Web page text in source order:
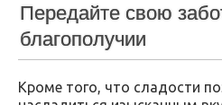
Передайте свою
благополучии
Кроме того, что сладости